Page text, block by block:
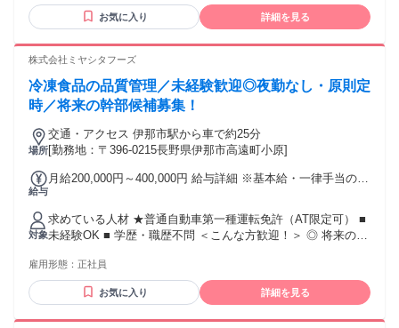
お気に入り 詳細を見る
株式会社ミヤシタフーズ
冷凍食品の品質管理／未経験歓迎◎夜勤なし・原則定
時／将来の幹部候補募集！
場所
交通・アクセス 伊那市駅から車で約25分
[勤務地：〒396-0215長野県伊那市高遠町小原]
給与
月給200,000円～400,000円 給与詳細 ※基本給・一律手当の総
【一律手当】 全員に一律で支払われる通勤・皆勤・家族手当
金額：なし 全員に一律で支払われるその他手当金額：あり 1
ヶ月あたり2万7200円 〜 10万円 ・昇給あり ・賞与あり／賞
与年2回 ・その他当あり
対象
求めている人材 ★普通自動車第一種運転免許（AT限定可） ■
未経験OK ■ 学歴・職歴不問 ＜こんな方歓迎！＞ ◎ 将来のキ
コミュニケーションを大切にできる方 ◎ 注意深く、コツコツ
と業務に取り組むことが得意な方 ◎ 長野県で安定して長く活
躍したい方 全くの異業界から入社してきた 先輩たちが活躍し
雇用形態： 正社員
お気に入り 詳細を見る